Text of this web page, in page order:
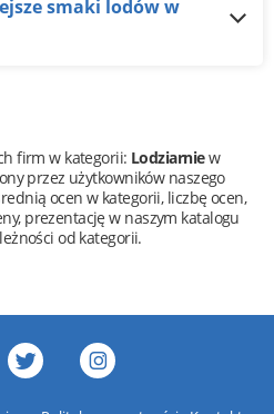
firm w kategorii: Lodziarniew
przez użytkowników naszego
ocen w kategorii, liczbę ocen,
prezentację w naszym katalogu
od kategorii.